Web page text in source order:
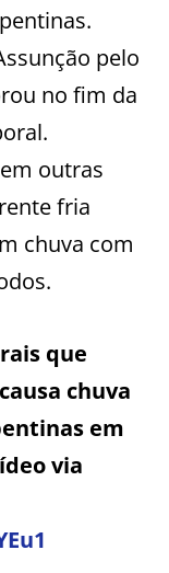
pelo
no fim da
outras
fria
chuva com
que
chuva
em
via